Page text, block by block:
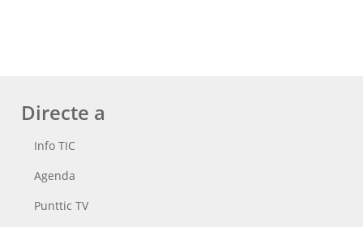
Directe a
Info TIC
Agenda
Punttic TV